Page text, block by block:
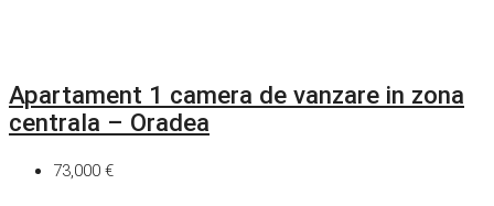
Apartament 1 camera de vanzare in zona
centrala – Oradea
73,000 €